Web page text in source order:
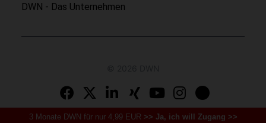
DWN - Das Unternehmen
3 Monate DWN für nur 4,99 EUR >> Ja, ich will Zugang >>